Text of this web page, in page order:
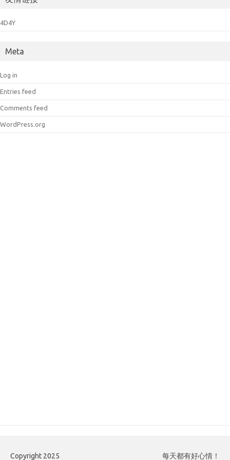
4D4Y
Meta
Log in
Entries feed
Comments feed
WordPress.org
Copyright 2025 每天都有好心情！